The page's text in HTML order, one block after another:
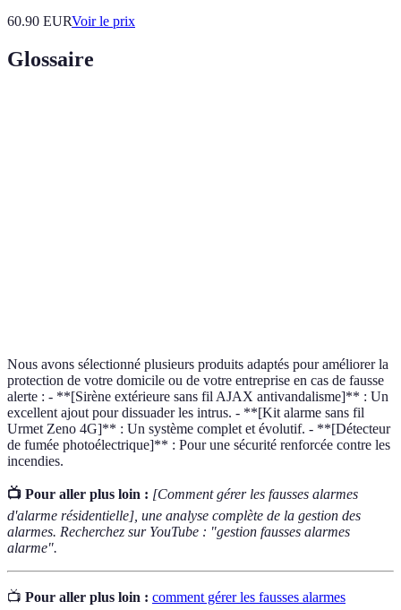
60.90 EURVoir le prix
Glossaire
Nous avons sélectionné plusieurs produits adaptés pour améliorer la
protection de votre domicile ou de votre entreprise en cas de fausse
alerte : - **[Sirène extérieure sans fil AJAX antivandalisme]** : Un
excellent ajout pour dissuader les intrus. - **[Kit alarme sans fil
Urmet Zeno 4G]** : Un système complet et évolutif. - **[Détecteur
de fumée photoélectrique]** : Pour une sécurité renforcée contre les
incendies.
📺 Pour aller plus loin : [Comment gérer les fausses alarmes
d'alarme résidentielle], une analyse complète de la gestion des
alarmes. Recherchez sur YouTube : "gestion fausses alarmes
alarme".
📺 Pour aller plus loin : comment gérer les fausses alarmes